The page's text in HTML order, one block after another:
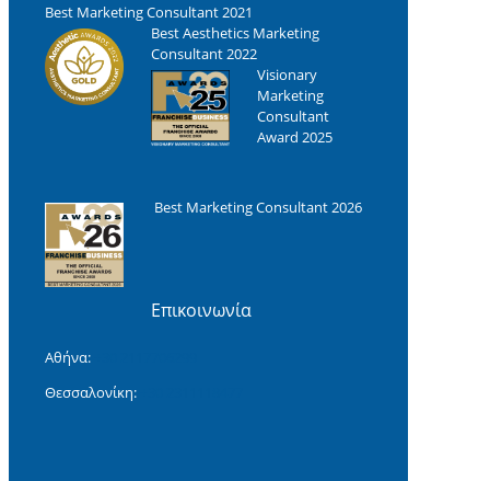
Best Marketing Consultant 2021
Best Aesthetics Marketing
Consultant 2022
Visionary
Marketing
Consultant
Award 2025
Best Marketing Consultant 2026
Επικοινωνία
Αθήνα:
Θεσσαλονίκη: